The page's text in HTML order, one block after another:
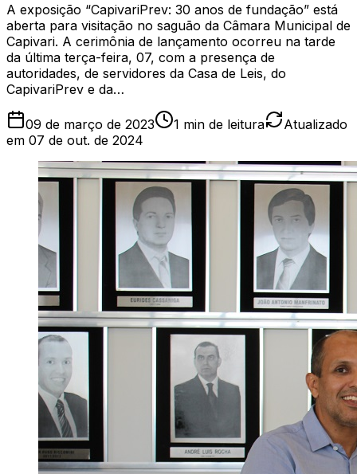
A exposição “CapivariPrev: 30 anos de fundação” está
aberta para visitação no saguão da Câmara Municipal de
Capivari. A cerimônia de lançamento ocorreu na tarde
da última terça-feira, 07, com a presença de
autoridades, de servidores da Casa de Leis, do
CapivariPrev e da…
09 de março de 2023 1 min de leitura
Atualizado
em 07 de out. de 2024